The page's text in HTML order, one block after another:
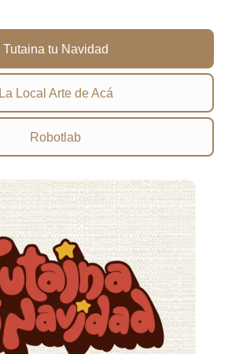
Tutaina tu Navidad
La Local Arte de Acá
Robotlab